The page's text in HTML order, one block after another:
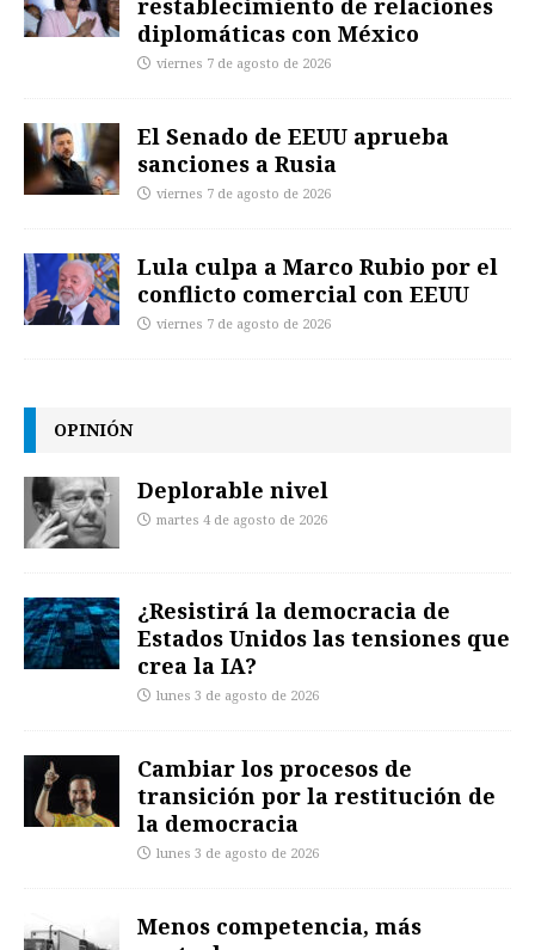
restablecimiento de relaciones
diplomáticas con México
viernes 7 de agosto de 2026
El Senado de EEUU aprueba
sanciones a Rusia
viernes 7 de agosto de 2026
Lula culpa a Marco Rubio por el
conflicto comercial con EEUU
viernes 7 de agosto de 2026
OPINIÓN
Deplorable nivel
martes 4 de agosto de 2026
¿Resistirá la democracia de
Estados Unidos las tensiones que
crea la IA?
lunes 3 de agosto de 2026
Cambiar los procesos de
transición por la restitución de
la democracia
lunes 3 de agosto de 2026
Menos competencia, más